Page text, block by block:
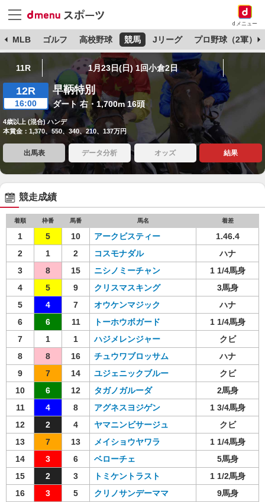
dメニュー
MLB ゴルフ 高校野球 競馬 Jリーグ プロ野球（2軍）
11R 1月23日(日) 1回小倉2日
12R
16:00
早鞆特別
ダート 右・1,700m 16頭
4歳以上 (混合) ハンデ
本賞金：1,370、550、340、210、137万円
出馬表 データ分析 オッズ 結果
競走成績
着順 枠番 馬番 馬名 着差
1 5 10 アークビスティー
1.46.4
2
1 2 コスモナダル
ハナ
3
8 15 ニシノミーチャン
1 1/4馬身
4
5 9 クリスマスキング
3馬身
5
4 7 オウケンマジック
ハナ
6
6 11 トーホウボガード
1 1/4馬身
7
1 1 ハジメレンジャー
クビ
8
8 16 チュウワブロッサム
ハナ
9
7 14 ユジェニックブルー
クビ
10
6 12 タガノガルーダ
2馬身
11
4 8 アグネスヨジゲン
1 3/4馬身
12
2 4 ヤマニンビサージュ
クビ
13
7 13 メイショウヤワラ
1 1/4馬身
14
3 6 ベローチェ
5馬身
15
2 3 トミケントラスト
1 1/2馬身
16
3 5 クリノサンデーママ 9馬身